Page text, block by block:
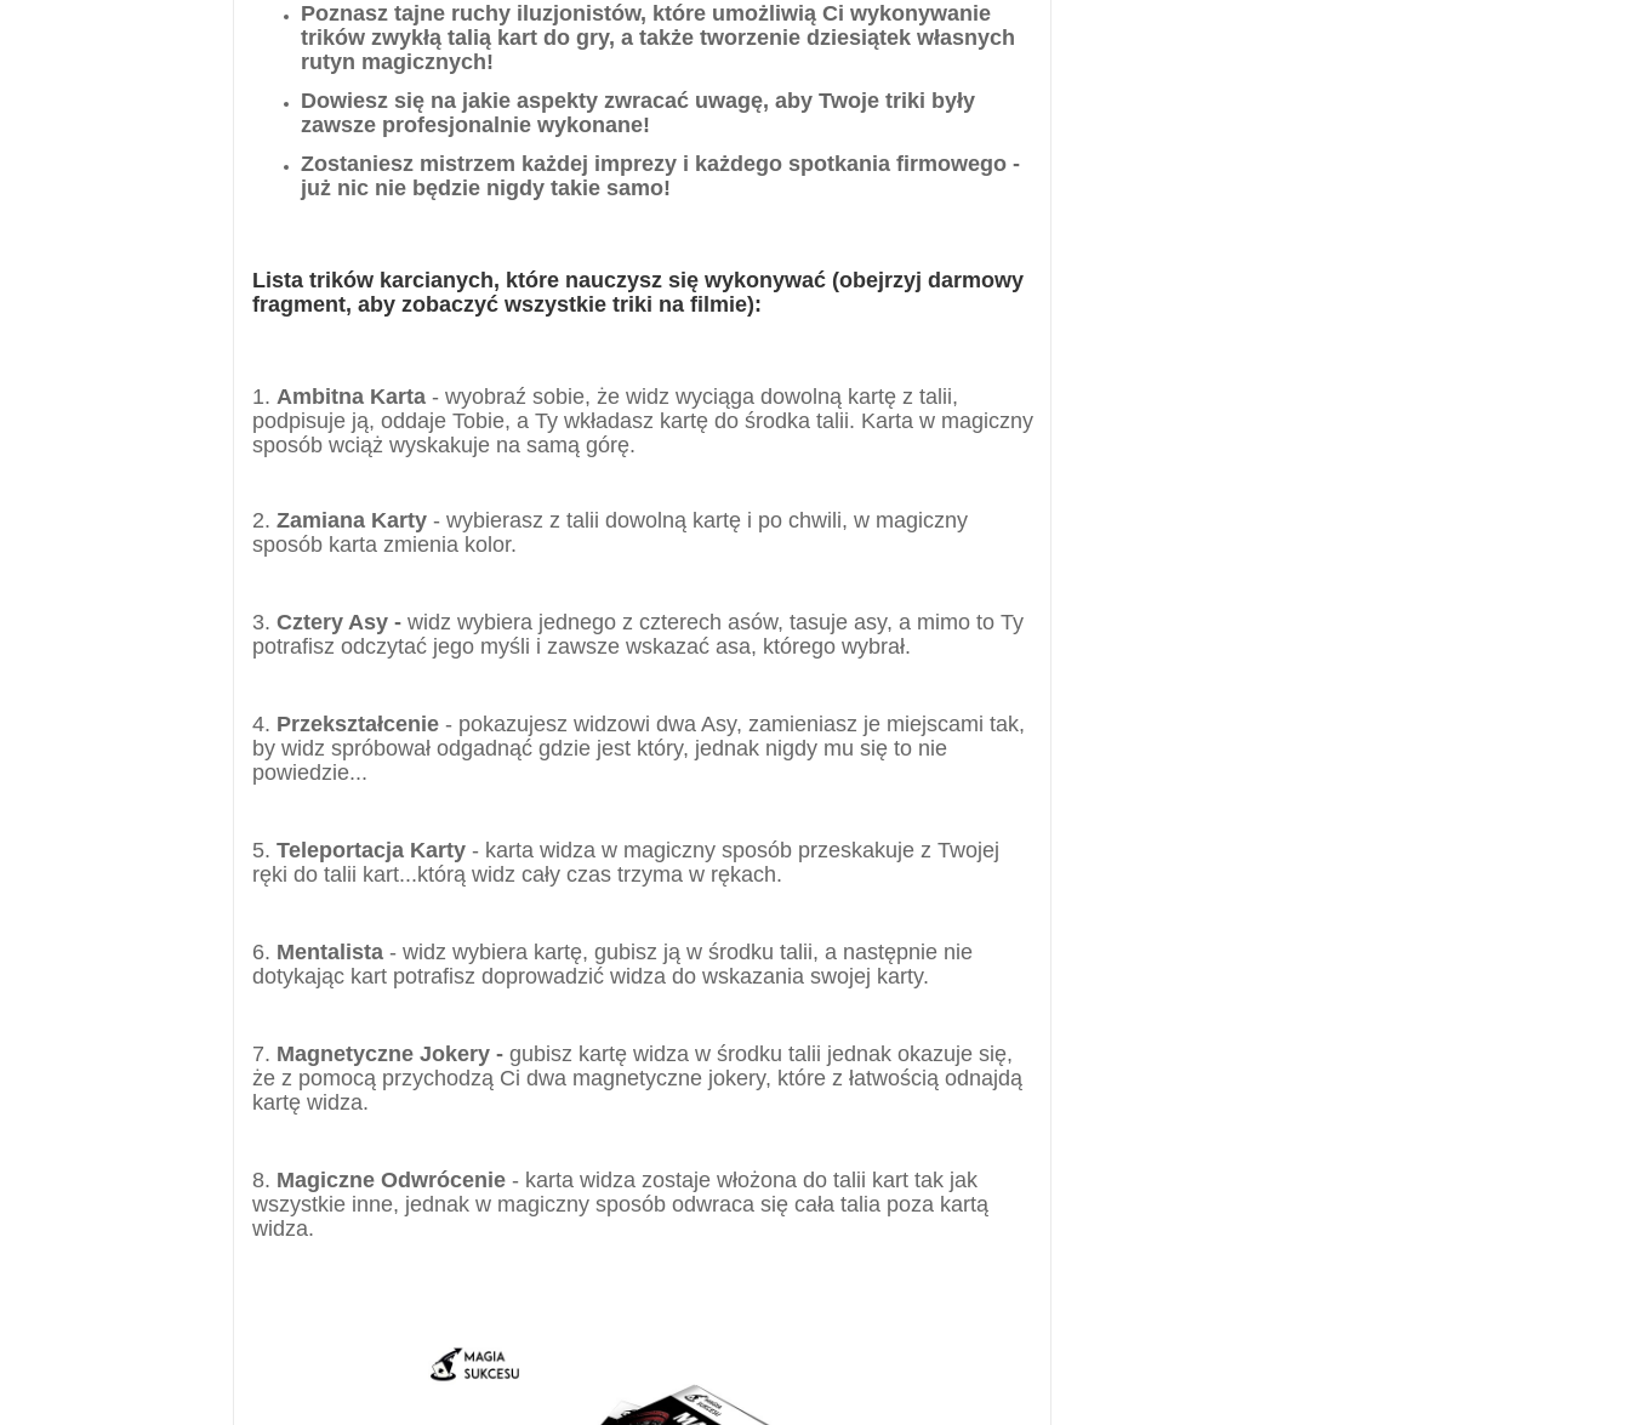
Poznasz tajne ruchy iluzjonistów, które umożliwią Ci wykonywanie
trików zwykłą talią kart do gry, a także tworzenie dziesiątek własnych
rutyn magicznych!
Dowiesz się na jakie aspekty zwracać uwagę, aby Twoje triki były
zawsze profesjonalnie wykonane!
Zostaniesz mistrzem każdej imprezy i każdego spotkania firmowego -
już nic nie będzie nigdy takie samo!
Lista trików karcianych, które nauczysz się wykonywać (obejrzyj darmowy
fragment, aby zobaczyć wszystkie triki na filmie):
1. Ambitna Karta - wyobraź sobie, że widz wyciąga dowolną kartę z talii,
podpisuje ją, oddaje Tobie, a Ty wkładasz kartę do środka talii. Karta w magiczny
sposób wciąż wyskakuje na samą górę.
2. Zamiana Karty - wybierasz z talii dowolną kartę i po chwili, w magiczny
sposób karta zmienia kolor.
3. Cztery Asy - widz wybiera jednego z czterech asów, tasuje asy, a mimo to Ty
potrafisz odczytać jego myśli i zawsze wskazać asa, którego wybrał.
4. Przekształcenie - pokazujesz widzowi dwa Asy, zamieniasz je miejscami tak,
by widz spróbował odgadnąć gdzie jest który, jednak nigdy mu się to nie
powiedzie...
5. Teleportacja Karty - karta widza w magiczny sposób przeskakuje z Twojej
ręki do talii kart...którą widz cały czas trzyma w rękach.
6. Mentalista - widz wybiera kartę, gubisz ją w środku talii, a następnie nie
dotykając kart potrafisz doprowadzić widza do wskazania swojej karty.
7. Magnetyczne Jokery - gubisz kartę widza w środku talii jednak okazuje się,
że z pomocą przychodzą Ci dwa magnetyczne jokery, które z łatwością odnajdą
kartę widza.
8. Magiczne Odwrócenie - karta widza zostaje włożona do talii kart tak jak
wszystkie inne, jednak w magiczny sposób odwraca się cała talia poza kartą
widza.